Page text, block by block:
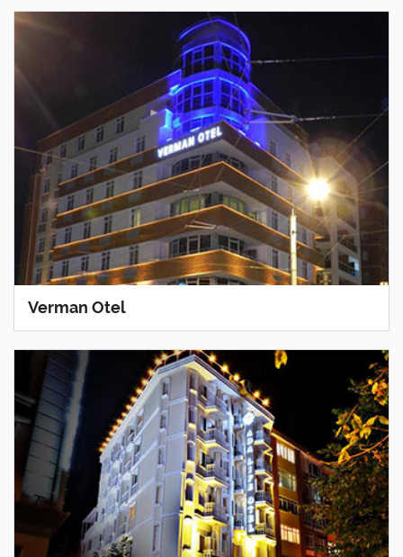
Verman Otel